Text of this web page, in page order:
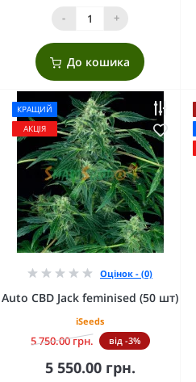
- +
До кошика
КРАЩИЙ
АКЦІЯ
Оцінок - (0)
Auto CBD Jack feminised (50 шт)
iSeeds
5 750.00 грн. від -3%
5 550.00 грн.